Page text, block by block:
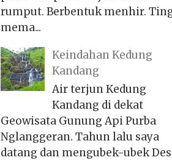
rumput. Berbentuk menhir.
mema...
Keindahan Kedung
Kandang
Air terjun Kedung
Kandang di dekat
Geowisata Gunung Api Purba
Nglanggeran. Tahun lalu saya
datang dan mengubek-ubek